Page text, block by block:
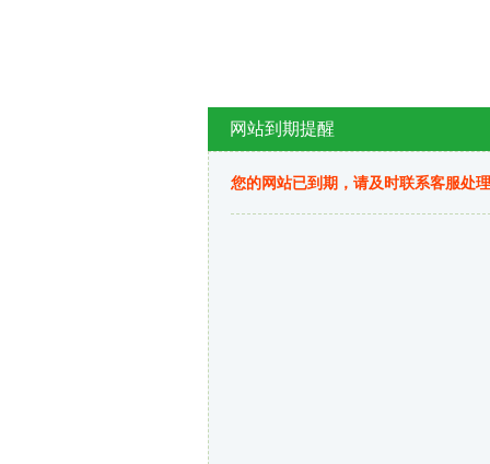
网站到期提醒
您的网站已到期，请及时联系客服处理